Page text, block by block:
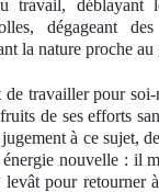
travail, déblayant
dégageant
la nature proche
de travailler pour
de ses efforts
à ce sujet,
nouvelle : il
pour retourner